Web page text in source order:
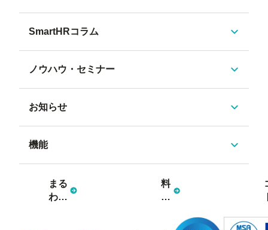
SmartHRコラム
ノウハウ・セミナー
お知らせ
機能
まる
わか
料
金